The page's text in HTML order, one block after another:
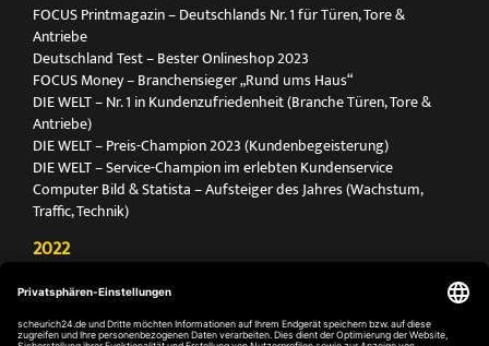
FOCUS Printmagazin – Deutschlands Nr. 1 für Türen, Tore &
Antriebe
Deutschland Test – Bester Onlineshop 2023
FOCUS Money – Branchensieger „Rund ums Haus“
DIE WELT – Nr. 1 in Kundenzufriedenheit (Branche Türen, Tore &
Antriebe)
DIE WELT – Preis-Champion 2023 (Kundenbegeisterung)
DIE WELT – Service-Champion im erlebten Kundenservice
Computer Bild & Statista – Aufsteiger des Jahres (Wachstum,
Traffic, Technik)
2022
Antriebe
Deutschland Test – Bester Onlineshop 2022